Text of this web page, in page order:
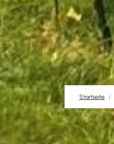
Startseite